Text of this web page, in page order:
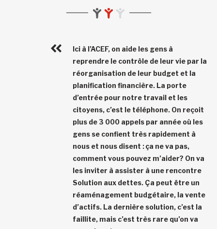
Ici à l’ACEF, on aide les gens à
reprendre le contrôle de leur vie par la
réorganisation de leur budget et la
planification financière. La porte
d’entrée pour notre travail et les
citoyens, c’est le téléphone. On reçoit
plus de 3 000 appels par année où les
gens se confient très rapidement à
nous et nous disent : ça ne va pas,
comment vous pouvez m’aider? On va
les inviter à assister à une rencontre
Solution aux dettes. Ça peut être un
réaménagement budgétaire, la vente
d’actifs. La dernière solution, c’est la
faillite, mais c’est très rare qu’on va